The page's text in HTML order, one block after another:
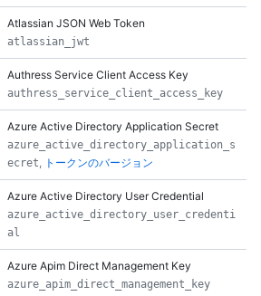
Atlassian JSON Web Token
atlassian_jwt
Authress Service Client Access Key
authress_service_client_access_key
Azure Active Directory Application Secret
azure_active_directory_application_s
ecret
トークンのバージョン
Azure Active Directory User Credential
azure_active_directory_user_credenti
al
Azure Apim Direct Management Key
azure_apim_direct_management_key